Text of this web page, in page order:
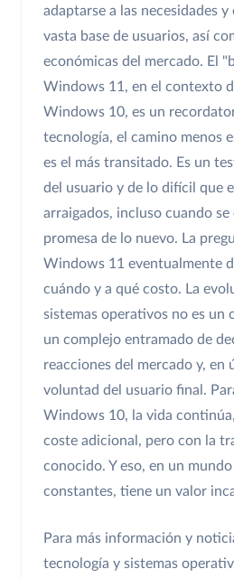
adaptarse a las necesidades
vasta base de usuarios, así
económicas del mercado. El
Windows 11, en el contexto
Windows 10, es un
tecnología, el camino menos
es el más transitado. Es un
del usuario y de lo difícil que
arraigados, incluso cuando
promesa de lo nuevo. La
Windows 11 eventualmente
cuándo y a qué costo. La
sistemas operativos no es un
un complejo entramado de
reacciones del mercado y, en
voluntad del usuario final.
Windows 10, la vida
coste adicional, pero con la
conocido. Y eso, en un
constantes, tiene un valor
Para más información y
tecnología y sistemas